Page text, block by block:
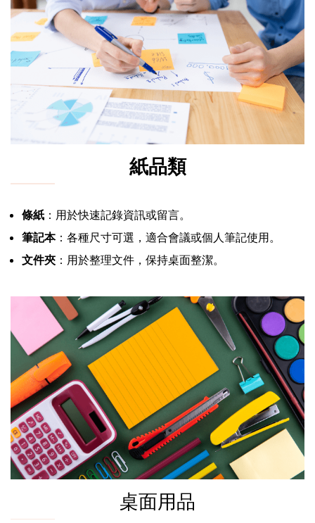
紙品類
條紙 ：用於快速記錄資訊或留言。
筆記本：各種尺寸可選，適合會議或個人筆記使用。
文件夾 ：用於整理文件，保持桌面整潔。
桌面用品